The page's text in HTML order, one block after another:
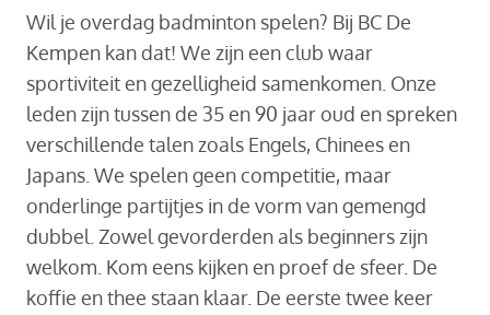
Wil je overdag badminton spelen? Bij BC De
Kempen kan dat! We zijn een club waar
sportiviteit en gezelligheid samenkomen. Onze
leden zijn tussen de 35 en 90 jaar oud en spreken
verschillende talen zoals Engels, Chinees en
Japans. We spelen geen competitie, maar
onderlinge partijtjes in de vorm van gemengd
dubbel. Zowel gevorderden als beginners zijn
welkom. Kom eens kijken en proef de sfeer. De
koffie en thee staan klaar. De eerste twee keer